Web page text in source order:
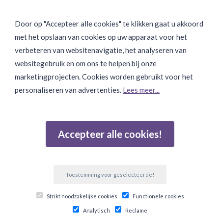
Binnen 24 uur Discreet Bezorgd:
Join Onze Community:
© Copyright 2026 Ten Twelve Lifestyle E-Commerce. Alle
prijzen zijn incl btw.
Door op "Accepteer alle cookies" te klikken gaat u akkoord
met het opslaan van cookies op uw apparaat voor het
verbeteren van websitenavigatie, het analyseren van
websitegebruik en om ons te helpen bij onze
marketingprojecten. Cookies worden gebruikt voor het
personaliseren van advertenties. Lees meer...
Accepteer alle cookies!
Toestemming voor geselecteerde!
Strikt noodzakelijke cookies Functionele cookies
Analytisch Reclame